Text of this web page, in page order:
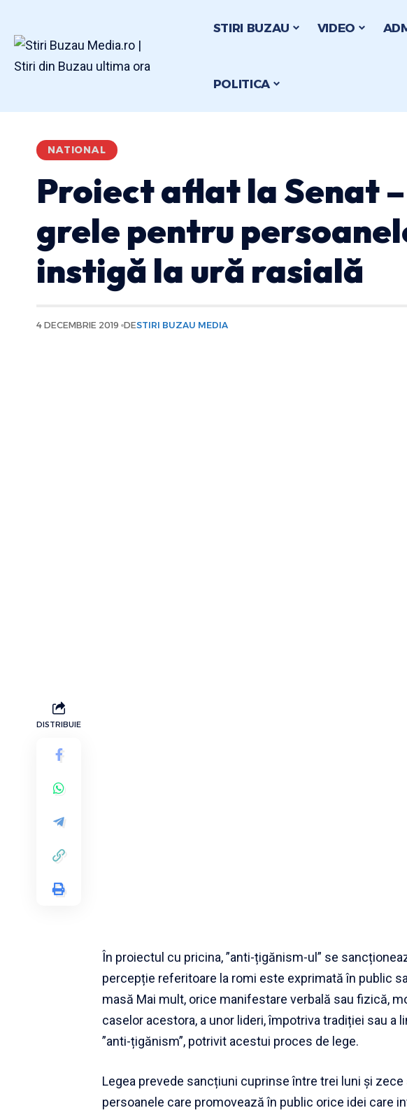
STIRI BUZAU VIDEO
POLITICA
NATIONAL
Proiect aflat la Senat
grele pentru
instigă la ură rasială
4 DECEMBRIE 2019 DESTIRI BUZAU MEDIA
DISTRIBUIE
În proiectul cu pricina, ”anti-țigănism-ul” se
percepție referitoare la romi este exprimată în public
masă Mai mult, orice manifestare verbală sau fizică,
caselor acestora, a unor lideri, împotriva tradiției sau a
”anti-țigănism”, potrivit acestui proces de lege.
Legea prevede sancțiuni cuprinse între trei luni și
persoanele care promovează în public orice idei care